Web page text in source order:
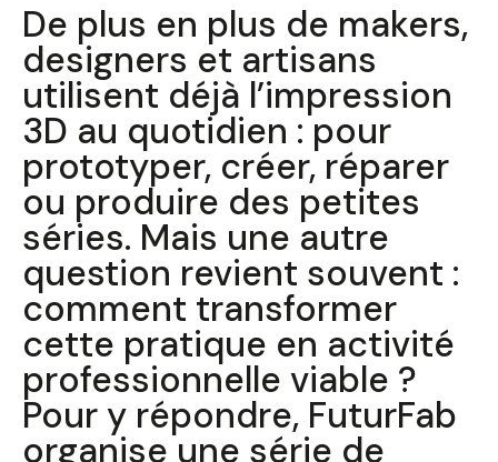
De plus en plus de makers,
designers et artisans
utilisent déjà l’impression
3D au quotidien : pour
prototyper, créer, réparer
ou produire des petites
séries. Mais une autre
question revient souvent :
comment transformer
cette pratique en activité
professionnelle viable ?
Pour y répondre, FuturFab
organise une série de